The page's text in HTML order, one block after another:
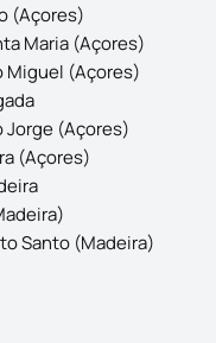
(Açores)
Maria (Açores)
Miguel (Açores)
Jorge (Açores)
(Açores)
Santo (Madeira)